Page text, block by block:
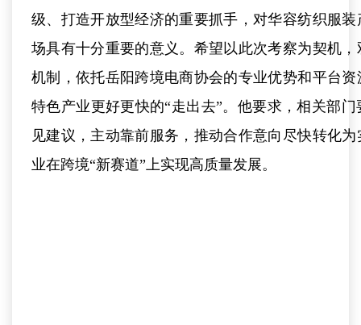
级、打造开放型经济的重要抓手，对华容纺织服
场具有十分重要的意义。希望以此次考察为契机
机制，依托岳阳跨境电商协会的专业优势和平台
特色产业更好更快的“走出去”。他要求，相关部
见建议，主动靠前服务，推动合作意向尽快转化
业在跨境“新赛道”上实现高质量发展。